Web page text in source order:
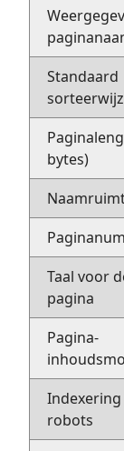
Standaard
bytes)
Taal voor
pagina
Pagina-
robots